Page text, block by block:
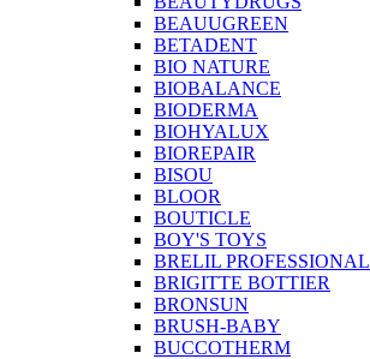
BEAUUGREEN
BETADENT
BIO NATURE
BIOBALANCE
BIODERMA
BIOHYALUX
BIOREPAIR
BISOU
BLOOR
BOUTICLE
BOY'S TOYS
BRELIL PROFESSIONAL
BRIGITTE BOTTIER
BRONSUN
BRUSH-BABY
BUCCOTHERM